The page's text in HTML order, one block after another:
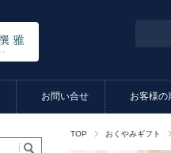
お問い合せ お客様の
TOP おくやみギフト